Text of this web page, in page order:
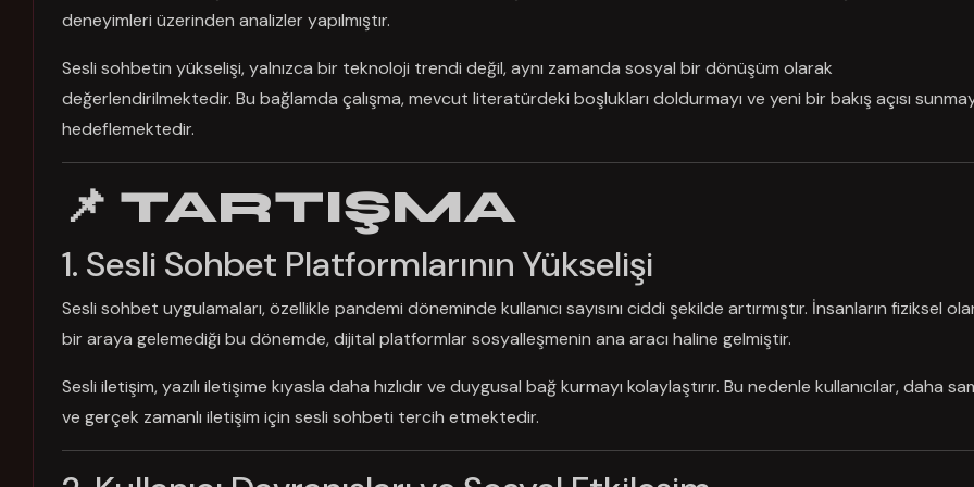
deneyimleri üzerinden analizler yapılmıştır.
Sesli sohbetin yükselişi, yalnızca bir teknoloji trendi değil, aynı zamanda sosyal bir dönüşüm olarak
değerlendirilmektedir. Bu bağlamda çalışma, mevcut literatürdeki boşlukları doldurmayı ve yeni bir bakış açısı
hedeflemektedir.
📌 TARTIŞMA
1. Sesli Sohbet Platformlarının Yükselişi
Sesli sohbet uygulamaları, özellikle pandemi döneminde kullanıcı sayısını ciddi şekilde artırmıştır. İnsanların fiziksel
bir araya gelemediği bu dönemde, dijital platformlar sosyalleşmenin ana aracı haline gelmiştir.
Sesli iletişim, yazılı iletişime kıyasla daha hızlıdır ve duygusal bağ kurmayı kolaylaştırır. Bu nedenle kullanıcılar, daha
ve gerçek zamanlı iletişim için sesli sohbeti tercih etmektedir.